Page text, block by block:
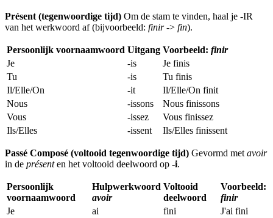
Présent (tegenwoordige tijd) Om de stam te vinden, haal je -IR
van het werkwoord af (bijvoorbeeld: finir-> fin).
Persoonlijk voornaamwoord Uitgang Voorbeeld: finir
Je
-is
Je finis
Tu
-is
Tu finis
Il/Elle/On
-it
Il/Elle/On finit
Nous
-issons
Nous finissons
Vous
-issez
Vous finissez
Ils/Elles
-issent Ils/Elles finissent
Passé Composé (voltooid tegenwoordige tijd) Gevormd met avoir
in de présenten het voltooid deelwoord op -i.
Persoonlijk
voornaamwoord
Hulpwerkwoord
avoir
Voltooid
deelwoord
Voorbeeld:
finir
Je
ai fini
J'ai fini